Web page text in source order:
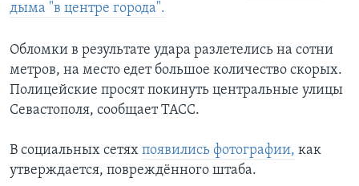
дыма "в центре города".
Обломки в результате удара разлетелись на сотни
метров, на место едет большое количество скорых.
Полицейские просят покинуть центральные улицы
Севастополя, сообщает ТАСС.
В социальных сетях появились фотографии, как
утверждается, повреждённого штаба.